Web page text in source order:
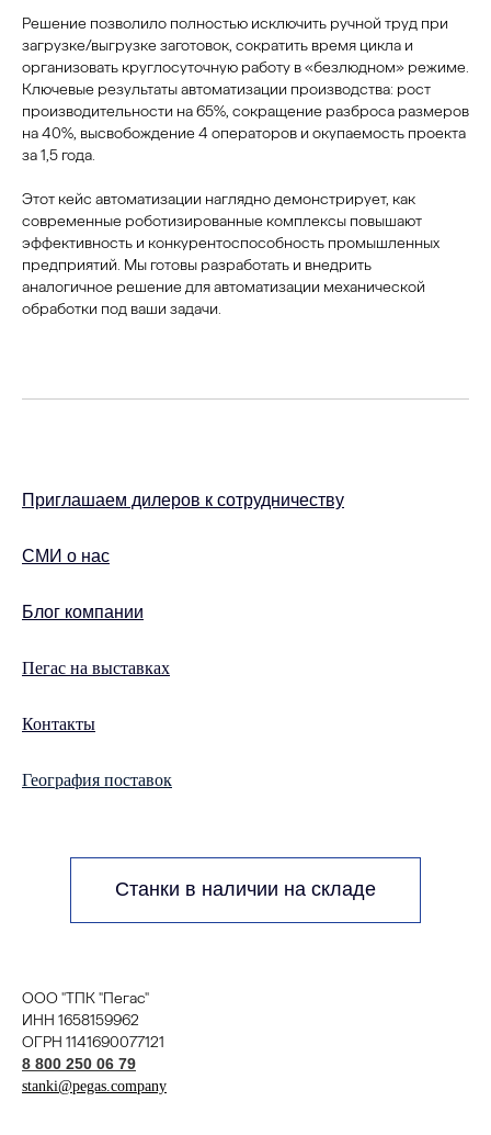
Решение позволило полностью исключить ручной труд при
загрузке/выгрузке заготовок, сократить время цикла и
организовать круглосуточную работу в «безлюдном» режиме.
Ключевые результаты автоматизации производства: рост
производительности на 65%, сокращение разброса размеров
на 40%, высвобождение 4 операторов и окупаемость проекта
за 1,5 года.
Этот кейс автоматизации наглядно демонстрирует, как
современные роботизированные комплексы повышают
эффективность и конкурентоспособность промышленных
предприятий. Мы готовы разработать и внедрить
аналогичное решение для автоматизации механической
обработки под ваши задачи.
Приглашаем дилеров к сотрудничеству
СМИ о нас
Блог компании
Пегас на выставках
Контакты
География поставок
Станки в наличии на складе
ООО "ТПК "Пегас"
ИНН 1658159962
ОГРН 1141690077121
8 800 250 06 79
stanki@pegas.company